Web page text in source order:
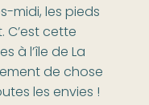
midi, les pieds
C’est cette
à l’île de La
de chose
les envies !